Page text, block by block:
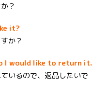
？
it?
か？
I would like to return it.
いるので、返品したいで